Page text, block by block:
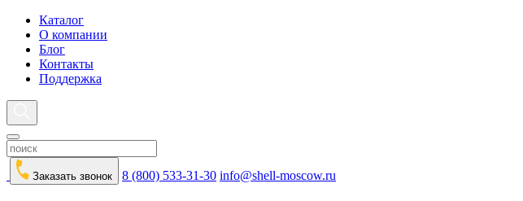
Каталог
О компании
Блог
Контакты
Поддержка
Заказать звонок 8 (800) 533-31-30 info@shell-moscow.ru